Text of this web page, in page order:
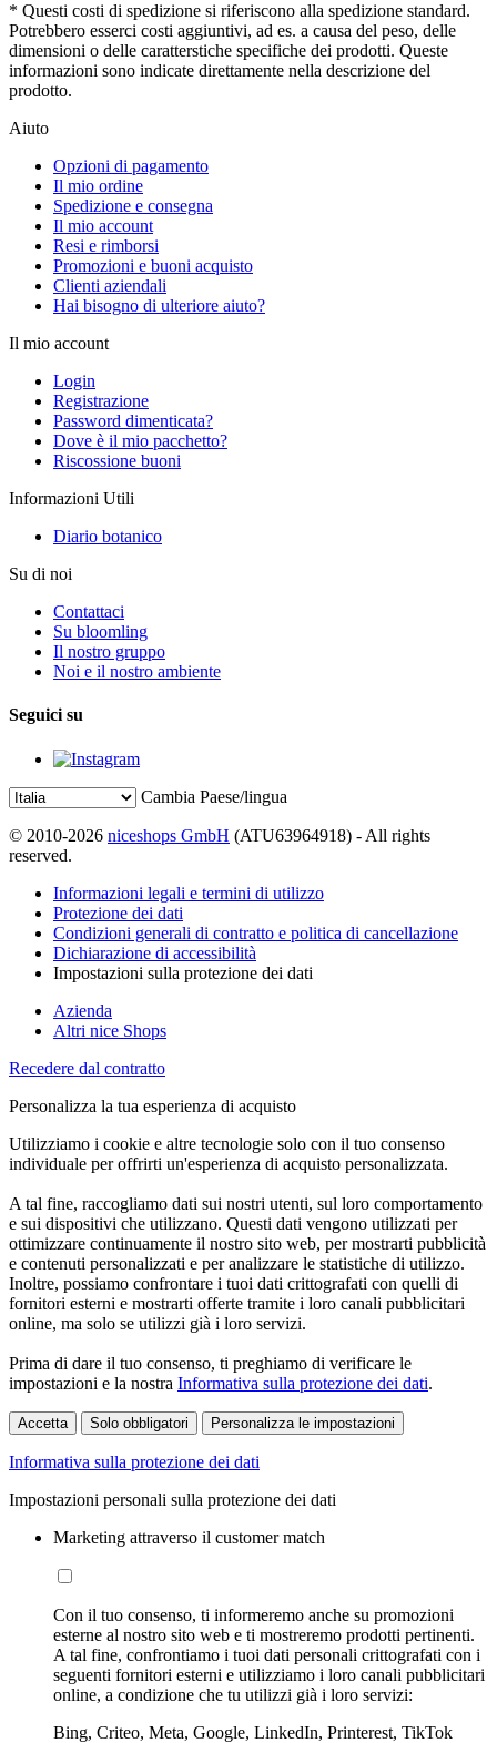
* Questi costi di spedizione si riferiscono alla spedizione standard.
Potrebbero esserci costi aggiuntivi, ad es. a causa del peso, delle
dimensioni o delle caratterstiche specifiche dei prodotti. Queste
informazioni sono indicate direttamente nella descrizione del
prodotto.
Aiuto
Opzioni di pagamento
Il mio ordine
Spedizione e consegna
Il mio account
Resi e rimborsi
Promozioni e buoni acquisto
Clienti aziendali
Hai bisogno di ulteriore aiuto?
Il mio account
Login
Registrazione
Password dimenticata?
Dove è il mio pacchetto?
Riscossione buoni
Informazioni Utili
Diario botanico
Su di noi
Contattaci
Su bloomling
Il nostro gruppo
Noi e il nostro ambiente
Seguici su
Cambia Paese/lingua
© 2010-2026 niceshops GmbH (ATU63964918) - All rights
reserved.
Informazioni legali e termini di utilizzo
Protezione dei dati
Condizioni generali di contratto e politica di cancellazione
Dichiarazione di accessibilità
Impostazioni sulla protezione dei dati
Azienda
Altri nice Shops
Recedere dal contratto
Personalizza la tua esperienza di acquisto
Utilizziamo i cookie e altre tecnologie solo con il tuo consenso
individuale per offrirti un'esperienza di acquisto personalizzata.
A tal fine, raccogliamo dati sui nostri utenti, sul loro comportamento
e sui dispositivi che utilizzano. Questi dati vengono utilizzati per
ottimizzare continuamente il nostro sito web, per mostrarti pubblicità
e contenuti personalizzati e per analizzare le statistiche di utilizzo.
Inoltre, possiamo confrontare i tuoi dati crittografati con quelli di
fornitori esterni e mostrarti offerte tramite i loro canali pubblicitari
online, ma solo se utilizzi già i loro servizi.
Prima di dare il tuo consenso, ti preghiamo di verificare le
impostazioni e la nostra Informativa sulla protezione dei dati.
Accetta Solo obbligatori Personalizza le impostazioni
Informativa sulla protezione dei dati
Impostazioni personali sulla protezione dei dati
Marketing attraverso il customer match
Con il tuo consenso, ti informeremo anche su promozioni
esterne al nostro sito web e ti mostreremo prodotti pertinenti.
A tal fine, confrontiamo i tuoi dati personali crittografati con i
seguenti fornitori esterni e utilizziamo i loro canali pubblicitari
online, a condizione che tu utilizzi già i loro servizi:
Bing, Criteo, Meta, Google, LinkedIn, Printerest, TikTok